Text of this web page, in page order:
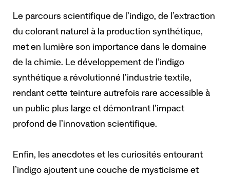
Le parcours scientifique de l’indigo, de l’extraction
du colorant naturel à la production synthétique,
met en lumière son importance dans le domaine
de la chimie. Le développement de l’indigo
synthétique a révolutionné l’industrie textile,
rendant cette teinture autrefois rare accessible à
un public plus large et démontrant l’impact
profond de l’innovation scientifique.
Enfin, les anecdotes et les curiosités entourant
l’indigo ajoutent une couche de mysticisme et